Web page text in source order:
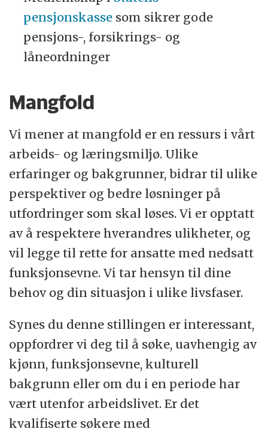
pensjonskasse som sikrer gode
pensjons-, forsikrings- og
låneordninger
Mangfold
Vi mener at mangfold er en ressurs i vårt
arbeids- og læringsmiljø. Ulike
erfaringer og bakgrunner, bidrar til ulike
perspektiver og bedre løsninger på
utfordringer som skal løses. Vi er opptatt
av å respektere hverandres ulikheter, og
vil legge til rette for ansatte med nedsatt
funksjonsevne. Vi tar hensyn til dine
behov og din situasjon i ulike livsfaser.
Synes du denne stillingen er interessant,
oppfordrer vi deg til å søke, uavhengig av
kjønn, funksjonsevne, kulturell
bakgrunn eller om du i en periode har
vært utenfor arbeidslivet. Er det
kvalifiserte søkere med